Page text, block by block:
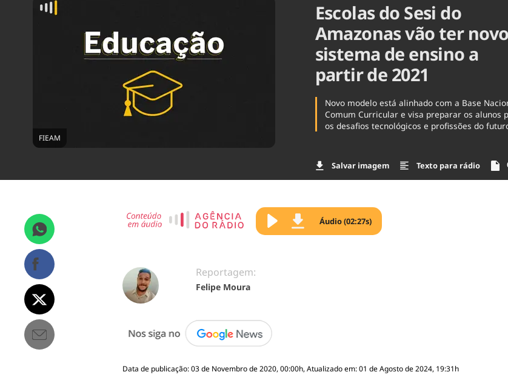
FIEAM
Escolas do Sesi do
Amazonas vão ter novo
sistema de ensino a
partir de 2021
Novo modelo está alinhado com a Base
Comum Curricular e visa preparar os alunos
os desafios tecnológicos e profissões do
Salvar imagem Texto para rádio
Áudio (02:27s)
Reportagem:
Felipe Moura
Data de publicação: 03 de Novembro de 2020, 00:00h, Atualizado em: 01 de Agosto de 2024, 19:31h